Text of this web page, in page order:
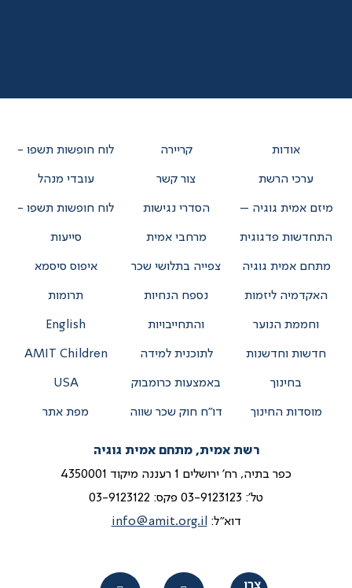
אודות
ערכי הרשת
מיזם אמית גוגיה –
התחדשות פדגוגית
מתחם אמית גוגיה
האקדמיה ליזמות
וחממת הנוער
חדשות וחדשנות
בחינוך
מוסדות החינוך
קריירה
צור קשר
הסדרי נגישות
מרחבי אמית
צפייה בתלושי שכר
נספח הנחיות
והתחייבויות
לתוכנית למידה
באמצעות כרומבוק
דו”ח חוק שכר שווה
לוח חופשות תשפו -
עובדי מנהל
לוח חופשות תשפו -
סייעות
איפוס סיסמא
תרומות
English
AMIT Children
USA
מפת אתר
רשת אמית, מתחם אמית גוגיה
כפר בתיה, רח' ירושלים 1 רעננה מיקוד 4350001
טל': 03-9123123 פקס: 03-9123122
דוא"ל:
info@amit.org.il